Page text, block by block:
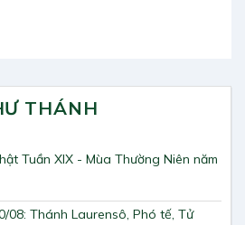
THÁNH
Tuần XIX - Mùa Thường Niên năm
08: Thánh Laurensô, Phó tế, Tử